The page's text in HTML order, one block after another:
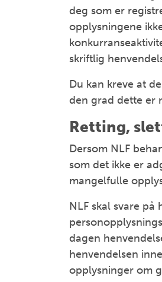
deg som er
opplysningene
skriftlig
Du kan kreve at
den grad dette er
Retting,
Dersom NLF
som det ikke er
mangelfulle
NLF skal svare
dagen
henvendelsen
opplysninger om